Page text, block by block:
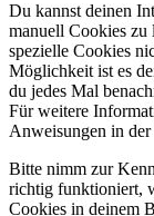
Du kannst deinen
manuell Cookies zu
spezielle Cookies
Möglichkeit ist es
du jedes Mal
Für weitere
Anweisungen in
Bitte nimm zur
richtig funktioniert,
Cookies in deinem